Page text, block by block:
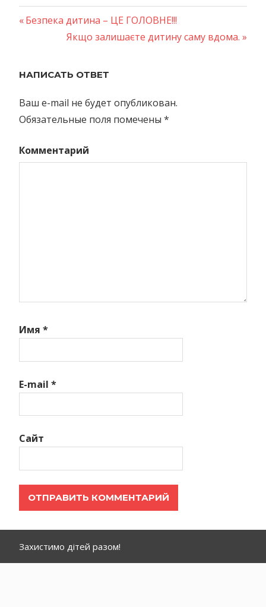
Навигация
Предыдущая
Безпека дитина – ЦЕ ГОЛОВНЕ!!!
Следующая
Якщо залишаєте дитину саму вдома.
НАПИСАТЬ ОТВЕТ
Ваш e-mail не будет опубликован.
Обязательные поля помечены *
Комментарий
Имя *
E-mail *
Сайт
Захистимо дітей разом!